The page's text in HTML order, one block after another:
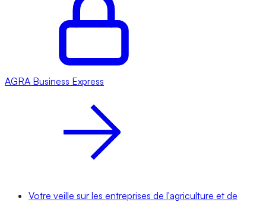
AGRA Business Express
Votre veille sur les entreprises de l'agriculture et de